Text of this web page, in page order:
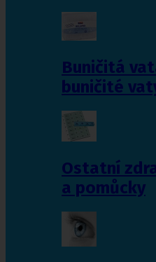
Buničitá
buničité
Ostatní
a pomůcky